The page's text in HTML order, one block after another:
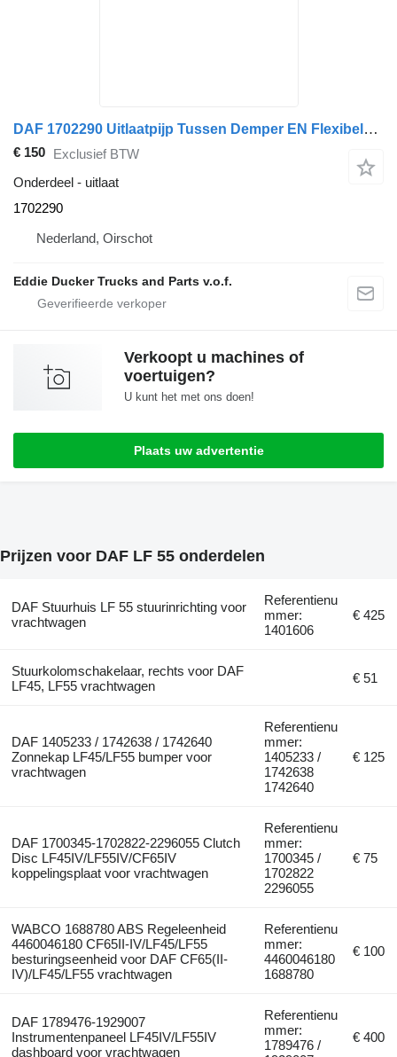
DAF 1702290 Uitlaatpijp Tussen Demper EN Flexibele Pijp LF45IV/LF55I voor vrachtwagen
€ 150 Exclusief BTW
Onderdeel - uitlaat
1702290
Nederland, Oirschot
Eddie Ducker Trucks and Parts v.o.f.
Verkoopt u machines of
voertuigen?
U kunt het met ons doen!
Plaats uw advertentie
Prijzen voor DAF LF 55 onderdelen
DAF Stuurhuis LF 55 stuurinrichting voor
vrachtwagen
Referentienu
mmer:
1401606
€ 425
Stuurkolomschakelaar, rechts voor DAF
LF45, LF55 vrachtwagen
€ 51
DAF 1405233 / 1742638 / 1742640
Zonnekap LF45/LF55 bumper voor
vrachtwagen
Referentienu
mmer:
1405233 /
1742638
1742640
€ 125
DAF 1700345-1702822-2296055 Clutch
Disc LF45IV/LF55IV/CF65IV
koppelingsplaat voor vrachtwagen
Referentienu
mmer:
1700345 /
1702822
2296055
€ 75
WABCO 1688780 ABS Regeleenheid
4460046180 CF65II-IV/LF45/LF55
besturingseenheid voor DAF CF65(II-
IV)/LF45/LF55 vrachtwagen
Referentienu
mmer:
4460046180
1688780
€ 100
DAF 1789476-1929007
Instrumentenpaneel LF45IV/LF55IV
dashboard voor vrachtwagen
Referentienu
mmer:
1789476 /
€ 400